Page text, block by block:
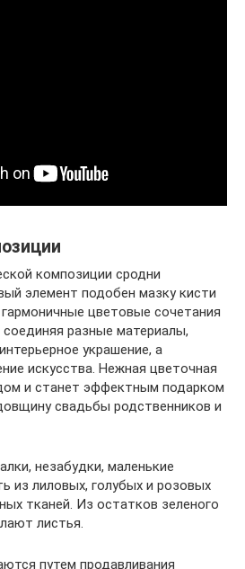
композиции сродни
элемент подобен мазку кисти
цветовые сочетания
разные материалы,
украшение, а
искусства. Нежная цветочная
и станет эффектным подарком
свадьбы родственников и
незабудки, маленькие
из лиловых, голубых и розовых
тканей. Из остатков зеленого
листья.
путем продавливания